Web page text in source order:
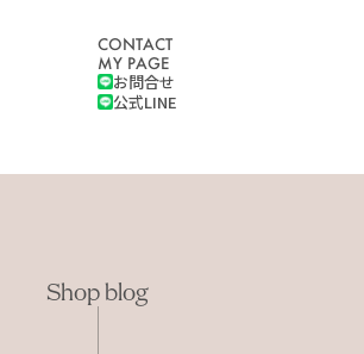
CONTACT
MY PAGE
お問合せ
公式LINE
Shop blog